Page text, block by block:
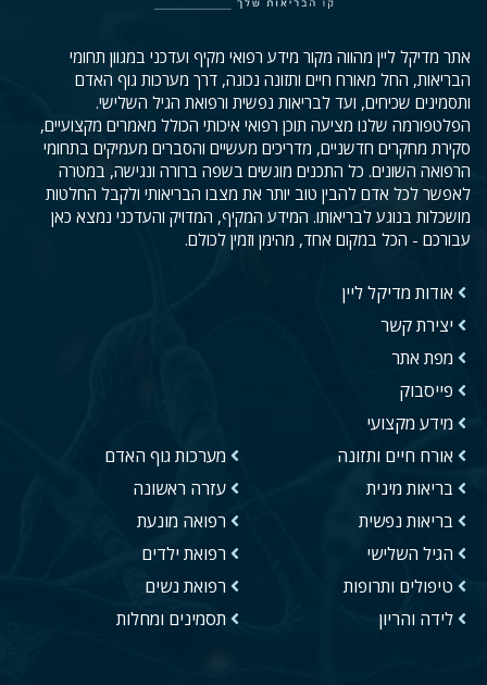
אתר מדיקל ליין מהווה מקור מידע רפואי מקיף ועדכני במגוון תחומי
הבריאות, החל מאורח חיים ותזונה נכונה, דרך מערכות גוף האדם
ותסמינים שכיחים, ועד לבריאות נפשית ורפואת הגיל השלישי.
הפלטפורמה שלנו מציעה תוכן רפואי איכותי הכולל מאמרים מקצועיים,
סקירת מחקרים חדשניים, מדריכים מעשיים והסברים מעמיקים בתחומי
הרפואה השונים. כל התכנים מוגשים בשפה ברורה ונגישה, במטרה
לאפשר לכל אדם להבין טוב יותר את מצבו הבריאותי ולקבל החלטות
מושכלות בנוגע לבריאותו. המידע המקיף, המדויק והעדכני נמצא כאן
עבורכם - הכל במקום אחד, מהימן וזמין לכולם.
אודות מדיקל ליין
יצירת קשר
מפת אתר
פייסבוק
מידע מקצועי
אורח חיים ותזונה
בריאות מינית
בריאות נפשית
הגיל השלישי
טיפולים ותרופות
לידה והריון
מערכות גוף האדם
עזרה ראשונה
רפואה מונעת
רפואת ילדים
רפואת נשים
תסמינים ומחלות